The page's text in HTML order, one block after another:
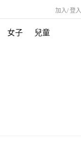
加入/登入
女子 兒童